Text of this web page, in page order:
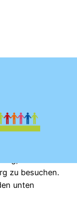
das
zu besuchen.
unten